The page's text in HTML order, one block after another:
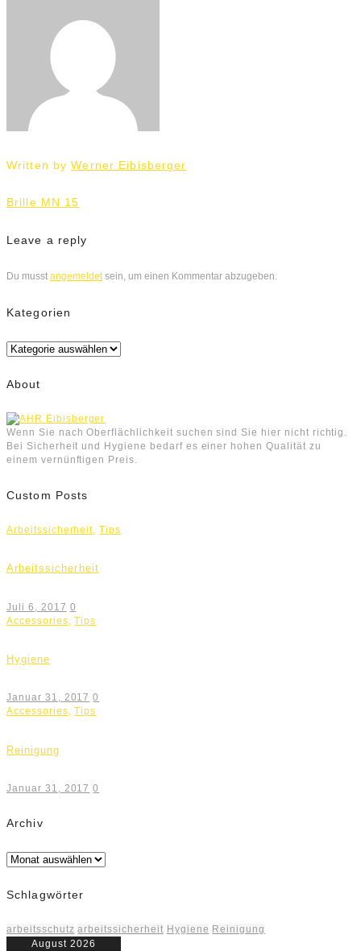
Written byWerner Eibisberger
Beitrags-
Navigation
Brille MN 15
Leave a reply
Du musst angemeldetsein, um einen Kommentar abzugeben.
Kategorien
Kategorien
About
Wenn Sie nach Oberflächlichkeit suchen sind Sie hier nicht richtig.
Bei Sicherheit und Hygiene bedarf es einer hohen Qualität zu
einem vernünftigen Preis.
Custom Posts
Arbeitssicherheit,Tips
Arbeitssicherheit
Juli 6, 2017 0
Accessories ,Tips
Hygiene
Januar 31, 2017 0
Accessories,Tips
Reinigung
Januar 31, 2017 0
Archiv
Archiv
Schlagwörter
arbeitsschutz arbeitssicherheit Hygiene Reinigung
August 2026